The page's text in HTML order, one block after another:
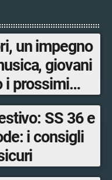
un impegno
giovani
i prossimi
Valtellina
SS 36 e
i consigli